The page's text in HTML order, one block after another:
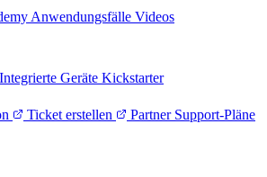
Anwendungsfälle Videos
Integrierte Geräte Kickstarter
Ticket erstellen Partner Support-Pläne